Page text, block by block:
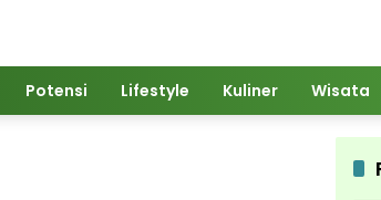
Potensi Lifestyle Kuliner Wisata